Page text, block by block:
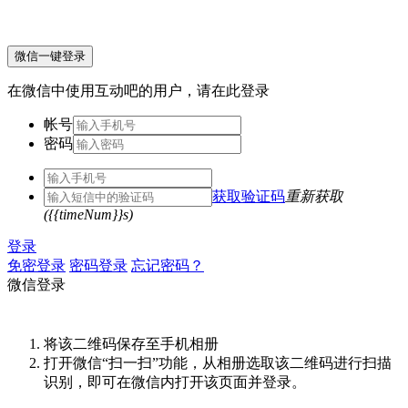
微信一键登录
在微信中使用互动吧的用户，请在此登录
帐号
密码
获取验证码重新获取
({{timeNum}}s)
登录
免密登录 密码登录 忘记密码？
微信登录
将该二维码保存至手机相册
打开微信“扫一扫”功能，从相册选取该二维码进行扫描
识别，即可在微信内打开该页面并登录。